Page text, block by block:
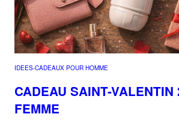
IDEES-CADEAUX POUR HOMME
CADEAU SAINT-VALENTIN
FEMME